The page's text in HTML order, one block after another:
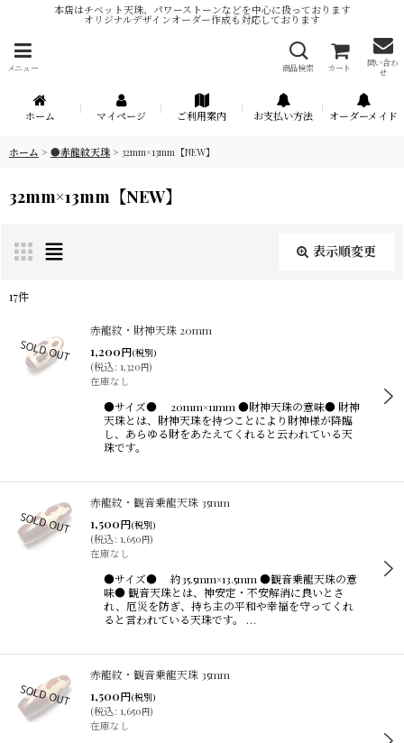
本店はチベット天珠、パワーストーンなどを中心に扱っております
オリジナルデザインオーダー作成も対応しております
メニュー 商品検索 カート
問い合わ
せ
ホーム マイページ ご利用案内 お支払い方法 オーダーメイド
ホーム > ●赤龍紋天珠 > 32mm×13mm【NEW】
32mm×13mm【NEW】
表示順変更
在庫あり
17件
赤龍紋・財神天珠 20mm
1,200円(税別)
(税込: 1,320円)
在庫なし
●サイズ● 20mm×11mm ●財神天珠の意味● 財神
天珠とは、財神天珠を持つことにより財神様が降臨
し、あらゆる財をあたえてくれると云われている天
珠です。
赤龍紋・観音乗龍天珠 35mm
1,500円(税別)
(税込: 1,650円)
在庫なし
●サイズ● 約35.5mm×13.5mm ●観音乗龍天珠の意
味● 観音天珠とは、神安定・不安解消に良いとさ
れ、厄災を防ぎ、持ち主の平和や幸福を守ってくれ
ると言われている天珠です。 …
赤龍紋・観音乗龍天珠 35mm
1,500円(税別)
(税込: 1,650円)
在庫なし